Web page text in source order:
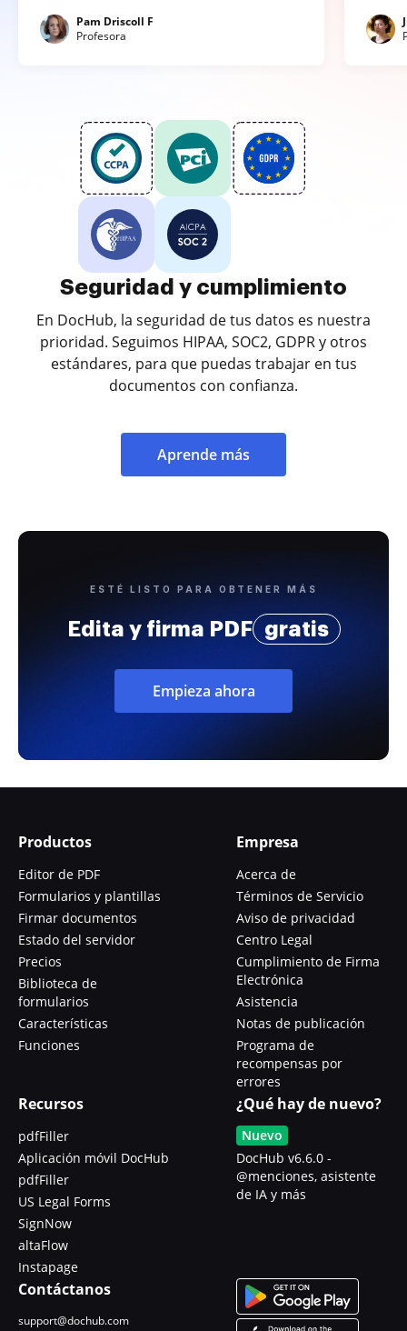
Pam Driscoll F
Profesora
Seguridad y cumplimiento
En DocHub, la seguridad de tus datos es nuestra
prioridad. Seguimos HIPAA, SOC2, GDPR y otros
estándares, para que puedas trabajar en tus
documentos con confianza.
Aprende más
ESTÉ LISTO PARA OBTENER MÁS
Edita y firma PDF gratis
Empieza ahora
Productos
Editor de PDF
Formularios y plantillas
Firmar documentos
Estado del servidor
Precios
Biblioteca de
formularios
Características
Funciones
Empresa
Acerca de
Términos de Servicio
Aviso de privacidad
Centro Legal
Cumplimiento de Firma
Electrónica
Asistencia
Notas de publicación
Programa de
recompensas por
errores
Recursos
pdfFiller
Aplicación móvil DocHub
pdfFiller
US Legal Forms
SignNow
altaFlow
Instapage
¿Qué hay de nuevo?
Nuevo
DocHub v6.6.0 -
@menciones, asistente
de IA y más
Contáctanos
support@dochub.com